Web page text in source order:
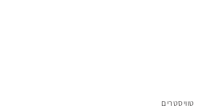
טוויסטרים